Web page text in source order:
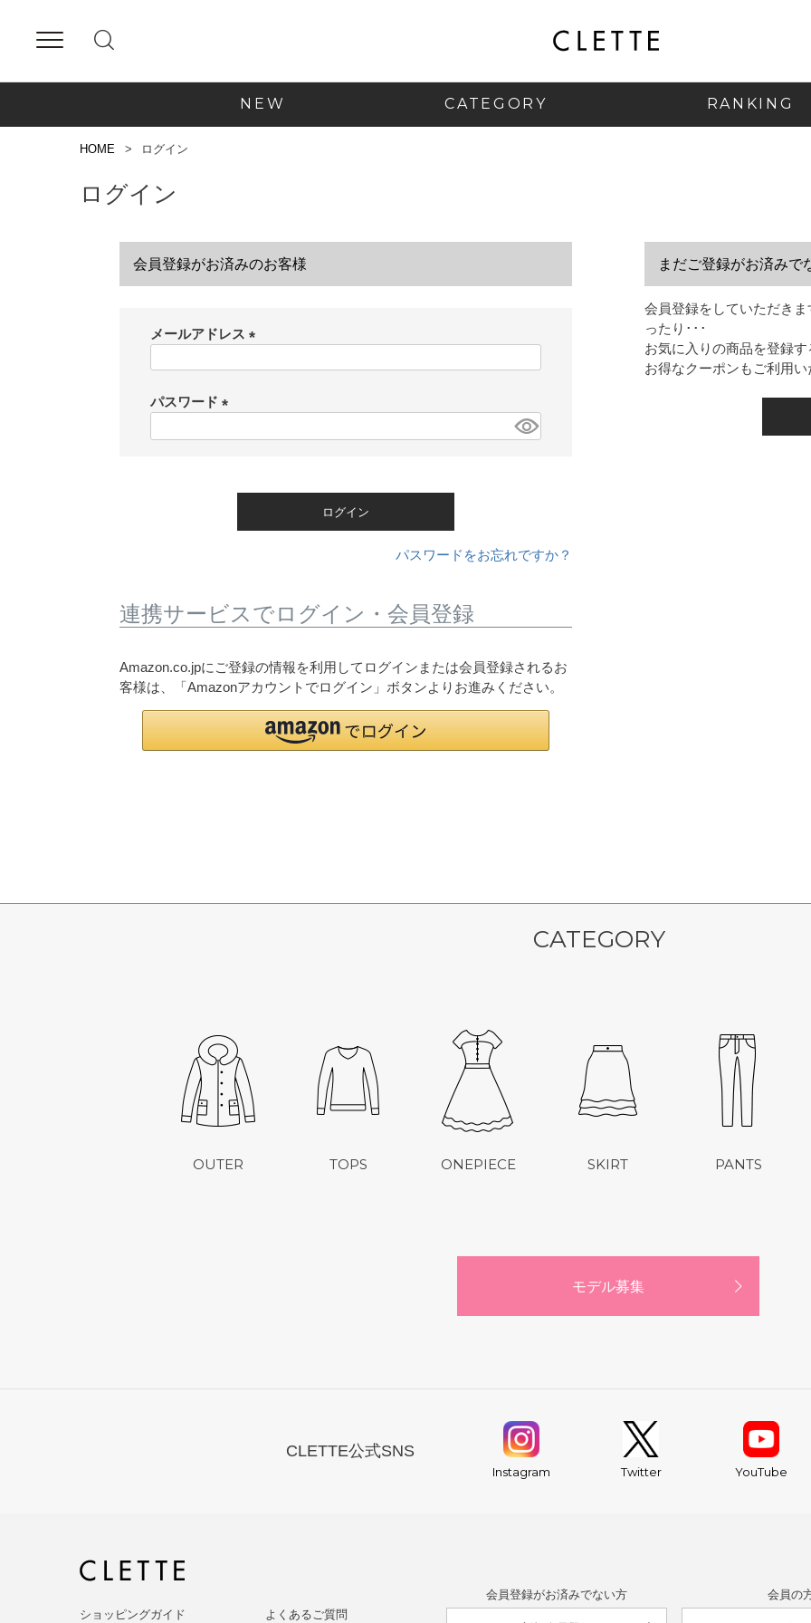
NEW CATEGORY RANKING
HOME ログイン
ログイン
会員登録がお済みのお客様
メールアドレス
パスワード
ログイン
パスワードをお忘れですか？
連携サービスでログイン・会員登録
Amazon.co.jpにご登録の情報を利用してログインまたは会員登録されるお
客様は、「Amazonアカウントでログイン」ボタンよりお進みください。
まだご登録がお済みで
会員登録をしていただき
ったり･･･
お気に入りの商品を登録
お得なクーポンもご利用
CATEGORY
OUTER TOPS ONEPIECE SKIRT PANTS
モデル募集
CLETTE公式SNS
Instagram Twitter YouTube
会員登録がお済みでない方 会員の
ショッピングガイド よくあるご質問